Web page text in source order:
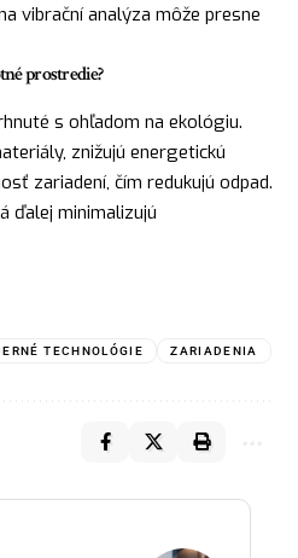
vibrační analýza môže presne
prostredie?
s ohľadom na ekológiu.
znižujú energetickú
zariadení, čím redukujú odpad.
ďalej minimalizujú
TECHNOLÓGIE ZARIADENIA